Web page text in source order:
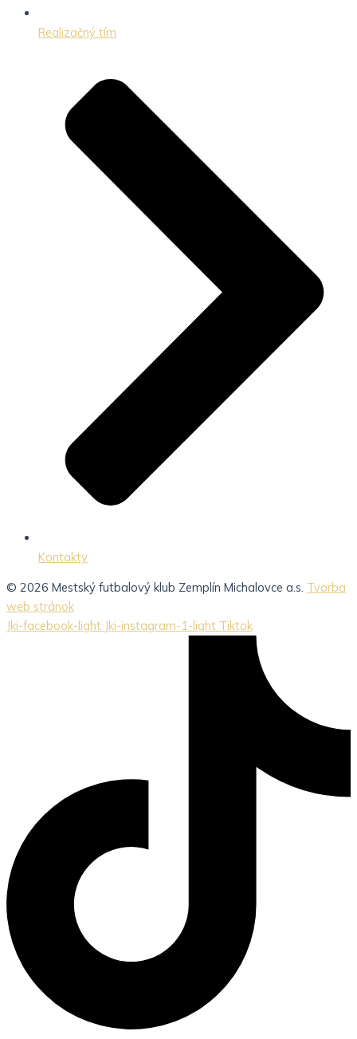
Realizačný tím
Kontakty
© 2026 Mestský futbalový klub Zemplín Michalovce a.s. Tvorba
web stránok
Jki-facebook-light Jki-instagram-1-light Tiktok